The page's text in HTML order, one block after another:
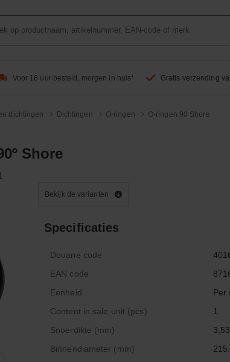
Voor 18 uur besteld, morgen in huis* Gratis verzending
dichtingen Dichtingen O-ringen O-ringen 90 Shore
Shore
Bekijk de varianten
Specificaties
Douane code
EAN code
Eenheid
Per
Content in sale unit (pcs)
1
Snoerdikte (mm)
3,53
Binnendiameter (mm)